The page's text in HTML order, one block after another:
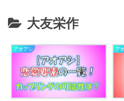
大友栄作
アオアシ ア